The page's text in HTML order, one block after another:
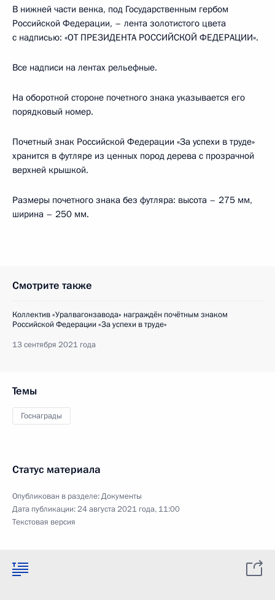
В нижней части венка, под Государственным гербом
Российской Федерации, – лента золотистого цвета
с надписью: «ОТ ПРЕЗИДЕНТА РОССИЙСКОЙ ФЕДЕРАЦИИ».
Все надписи на лентах рельефные.
На оборотной стороне почетного знака указывается его
порядковый номер.
Почетный знак Российской Федерации «За успехи в труде»
хранится в футляре из ценных пород дерева с прозрачной
верхней крышкой.
Размеры почетного знака без футляра: высота – 275 мм,
ширина – 250 мм.
Смотрите также
Коллектив «Уралвагонзавода» награждён почётным знаком
Российской Федерации «За успехи в труде»
13 сентября 2021 года
Темы
Госнаграды
Статус материала
Опубликован в разделе:Документы
Дата публикации:24 августа 2021 года, 11:00
Текстовая версия